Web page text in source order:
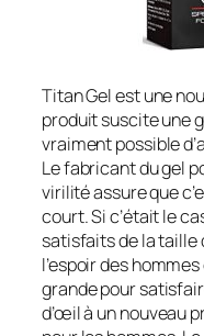
Titan Gel est une
produit suscite une
vraiment possible
Le fabricant du gel
virilité assure que
court. Si c’était le
satisfaits de la taille
l’espoir des
grande pour
d’œil à un nouveau